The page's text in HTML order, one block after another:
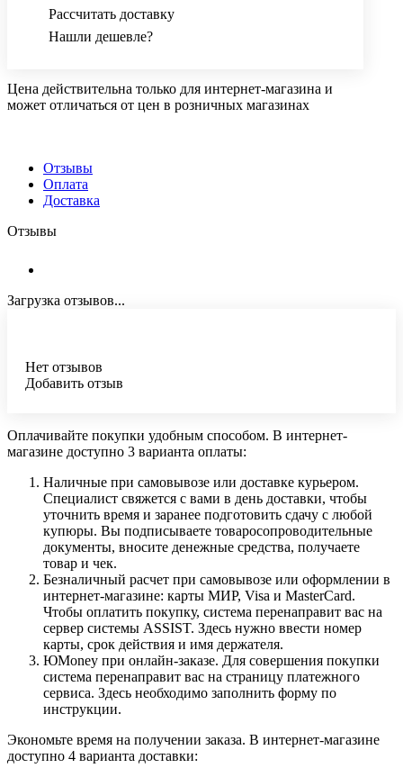
Рассчитать доставку
Нашли дешевле?
Цена действительна только для интернет-магазина и
может отличаться от цен в розничных магазинах
Отзывы
Оплата
Доставка
Отзывы
Загрузка отзывов...
Нет отзывов
Добавить отзыв
Оплачивайте покупки удобным способом. В интернет-
магазине доступно 3 варианта оплаты:
Наличные при самовывозе или доставке курьером.
Специалист свяжется с вами в день доставки, чтобы
уточнить время и заранее подготовить сдачу с любой
купюры. Вы подписываете товаросопроводительные
документы, вносите денежные средства, получаете
товар и чек.
Безналичный расчет при самовывозе или оформлении в
интернет-магазине: карты МИР, Visa и MasterCard.
Чтобы оплатить покупку, система перенаправит вас на
сервер системы ASSIST. Здесь нужно ввести номер
карты, срок действия и имя держателя.
ЮMoney при онлайн-заказе. Для совершения покупки
система перенаправит вас на страницу платежного
сервиса. Здесь необходимо заполнить форму по
инструкции.
Экономьте время на получении заказа. В интернет-магазине
доступно 4 варианта доставки: